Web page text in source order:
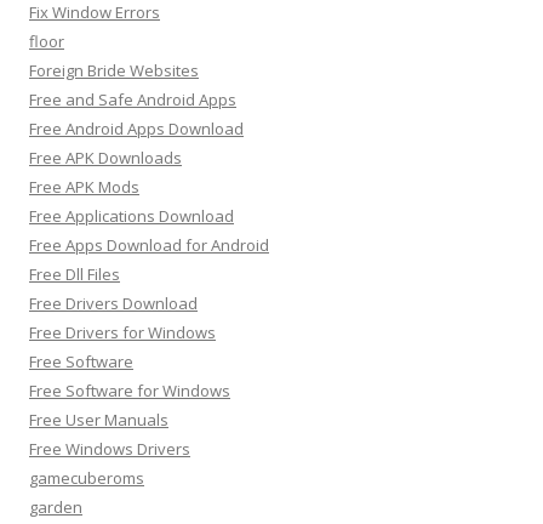
Fix Window Errors
floor
Foreign Bride Websites
Free and Safe Android Apps
Free Android Apps Download
Free APK Downloads
Free APK Mods
Free Applications Download
Free Apps Download for Android
Free Dll Files
Free Drivers Download
Free Drivers for Windows
Free Software
Free Software for Windows
Free User Manuals
Free Windows Drivers
gamecuberoms
garden